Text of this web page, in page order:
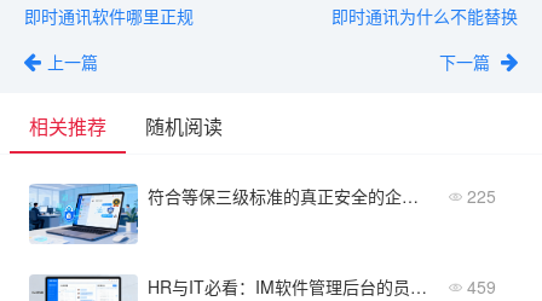
即时通讯软件哪里正规
上一篇
即时通讯为什么不能替换
下一篇
相关推荐 随机阅读
符合等保三级标准的真正安全的企业聊天软件有哪些？政企合规指南 225
HR与IT必看：IM软件管理后台的员工权限与聊天审计配置 459